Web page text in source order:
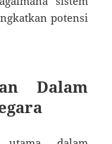
potensi
Dalam